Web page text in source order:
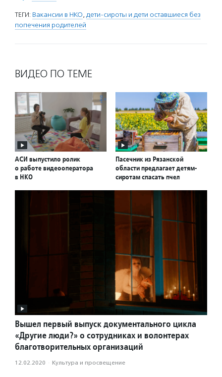
ТЕГИ: Вакансии в НКО, дети-сироты и дети оставшиеся без
попечения родителей
ВИДЕО ПО ТЕМЕ
АСИ выпустило ролик
о работе видеооператора
в НКО
Пасечник из Рязанской
области предлагает детям-
сиротам спасать пчел
Вышел первый выпуск документального цикла
«Другие люди?» о сотрудниках и волонтерах
благотворительных организаций
12.02.2020 · Культура и просвещение